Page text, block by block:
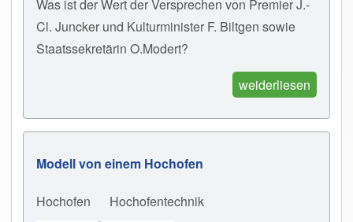
Was ist der Wert der Versprechen von Premier J.-
Cl. Juncker und Kulturminister F. Biltgen sowie
Staatssekretärin O.Modert?
weiderliesen
Modell von einem Hochofen
Hochofen Hochofentechnik